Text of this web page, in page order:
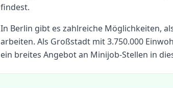
findest.
In Berlin gibt es zahlreiche Möglichkeiten,
arbeiten. Als Großstadt mit 3.750.000
ein breites Angebot an Minijob-Stellen in